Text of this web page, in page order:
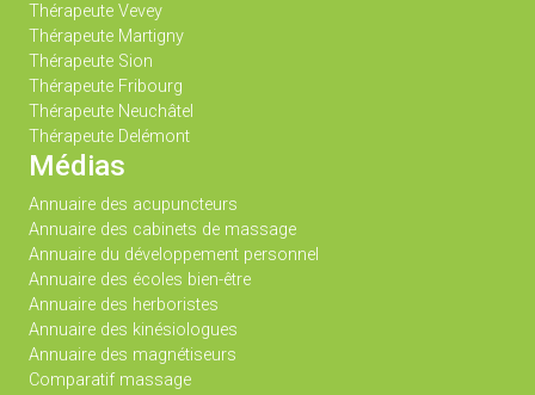
Thérapeute Vevey
Thérapeute Martigny
Thérapeute Sion
Thérapeute Fribourg
Thérapeute Neuchâtel
Thérapeute Delémont
Médias
Annuaire des acupuncteurs
Annuaire des cabinets de massage
Annuaire du développement personnel
Annuaire des écoles bien-être
Annuaire des herboristes
Annuaire des kinésiologues
Annuaire des magnétiseurs
Comparatif massage